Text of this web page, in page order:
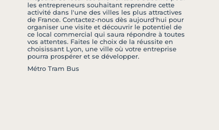
les entrepreneurs souhaitant reprendre cette
activité dans l'une des villes les plus attractives
de France. Contactez-nous dès aujourd'hui pour
organiser une visite et découvrir le potentiel de
ce local commercial qui saura répondre à toutes
vos attentes. Faites le choix de la réussite en
choisissant Lyon, une ville où votre entreprise
pourra prospérer et se développer.
Métro Tram Bus